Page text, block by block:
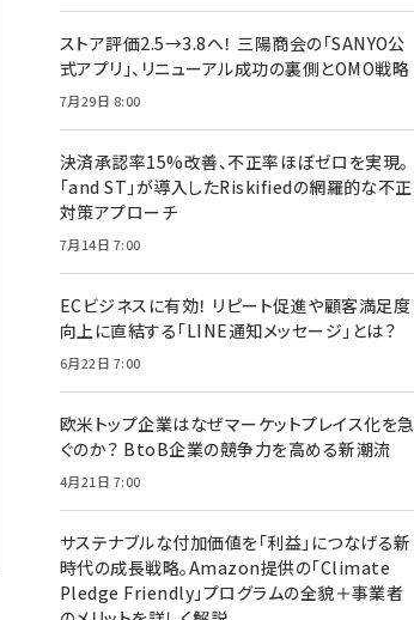
ストア評価2.5→3.8へ！ 三陽商会の「SANYO公
式アプリ」、リニューアル成功の裏側とOMO戦略
7月29日 8:00
決済承認率15%改善、不正率ほぼゼロを実現。
「and ST」が導入したRiskifiedの網羅的な不正
対策アプローチ
7月14日 7:00
ECビジネスに有効！ リピート促進や顧客満足度
向上に直結する「LINE通知メッセージ」とは？
6月22日 7:00
欧米トップ企業はなぜマーケットプレイス化を急
ぐのか？ BtoB企業の競争力を高める新潮流
4月21日 7:00
サステナブルな付加価値を「利益」につなげる新
時代の成長戦略。Amazon提供の「Climate
Pledge Friendly」プログラムの全貌＋事業者